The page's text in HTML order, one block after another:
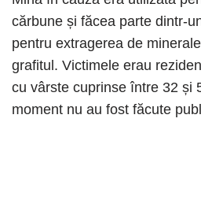
cărbune și făcea parte dintr-
pentru extragerea de
grafitul. Victimele erau
cu vârste cuprinse între 32 și
moment nu au fost făcute